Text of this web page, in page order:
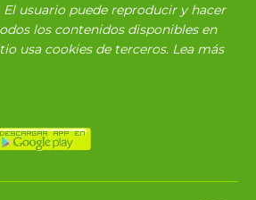
usuario puede reproducir y hacer
los contenidos disponibles en
usa cookies de terceros. Lea más